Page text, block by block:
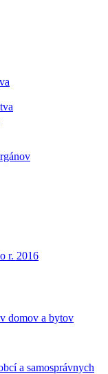
r. 2016
domov a bytov
a samosprávnych